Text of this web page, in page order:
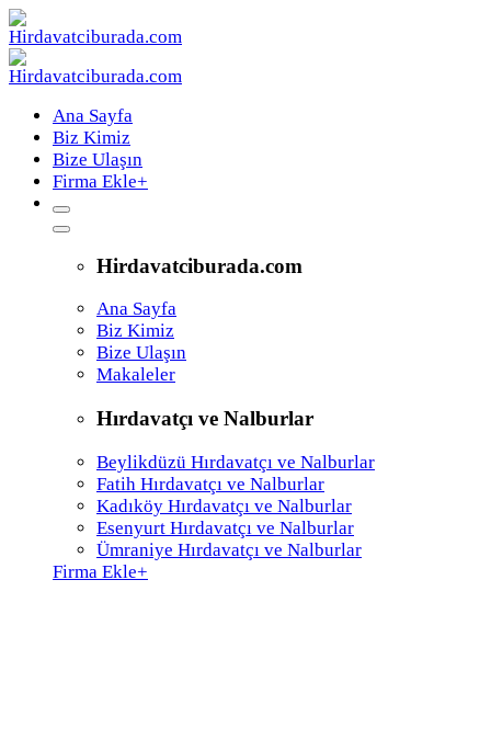
Ana Sayfa
Biz Kimiz
Bize Ulaşın
Firma Ekle+
Hirdavatciburada.com
Ana Sayfa
Biz Kimiz
Bize Ulaşın
Makaleler
Hırdavatçı ve Nalburlar
Beylikdüzü Hırdavatçı ve Nalburlar
Fatih Hırdavatçı ve Nalburlar
Kadıköy Hırdavatçı ve Nalburlar
Esenyurt Hırdavatçı ve Nalburlar
Ümraniye Hırdavatçı ve Nalburlar
Firma Ekle+